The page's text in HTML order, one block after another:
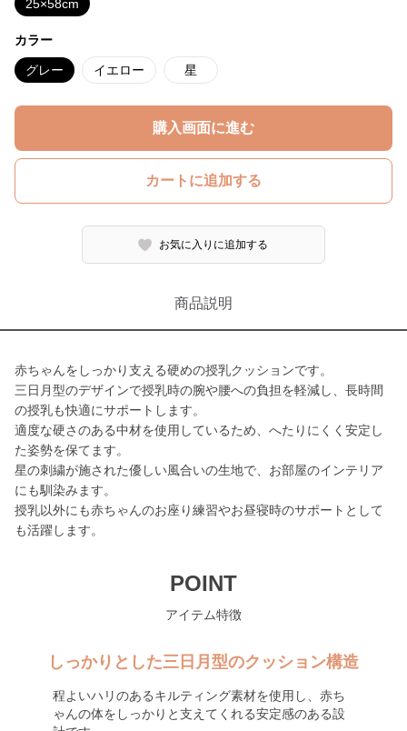
25×58cm
カラー
グレー イエロー 星
購入画面に進む
カートに追加する
お気に入りに追加する
商品説明
赤ちゃんをしっかり支える硬めの授乳クッションです。
三日月型のデザインで授乳時の腕や腰への負担を軽減し、長時間
の授乳も快適にサポートします。
適度な硬さのある中材を使用しているため、へたりにくく安定し
た姿勢を保てます。
星の刺繍が施された優しい風合いの生地で、お部屋のインテリア
にも馴染みます。
授乳以外にも赤ちゃんのお座り練習やお昼寝時のサポートとして
も活躍します。
POINT
アイテム特徴
しっかりとした三日月型のクッション構造
程よいハリのあるキルティング素材を使用し、赤ち
ゃんの体をしっかりと支えてくれる安定感のある設